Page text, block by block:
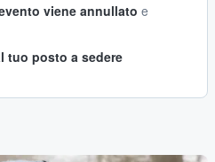
viene annullato e
tuo posto a sedere